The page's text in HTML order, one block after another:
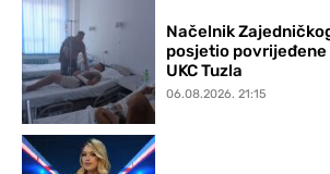
Načelnik
posjetio povrijeđene
UKC Tuzla
06.08.2026. 21:15